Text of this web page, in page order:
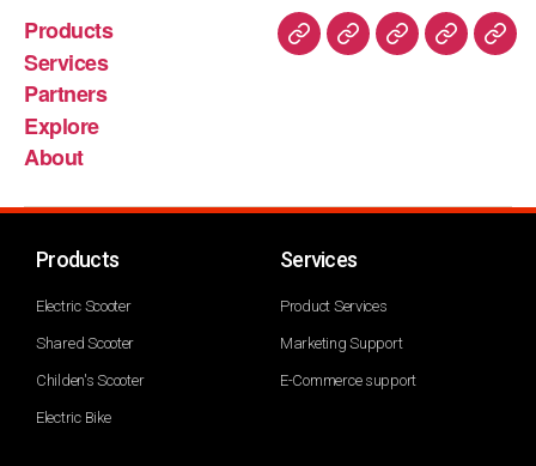
Products
Services
Partners
Explore
About
Products
Electric Scooter
Shared Scooter
Childen's Scooter
Electric Bike
Services
Product Services
Marketing Support
E-Commerce support